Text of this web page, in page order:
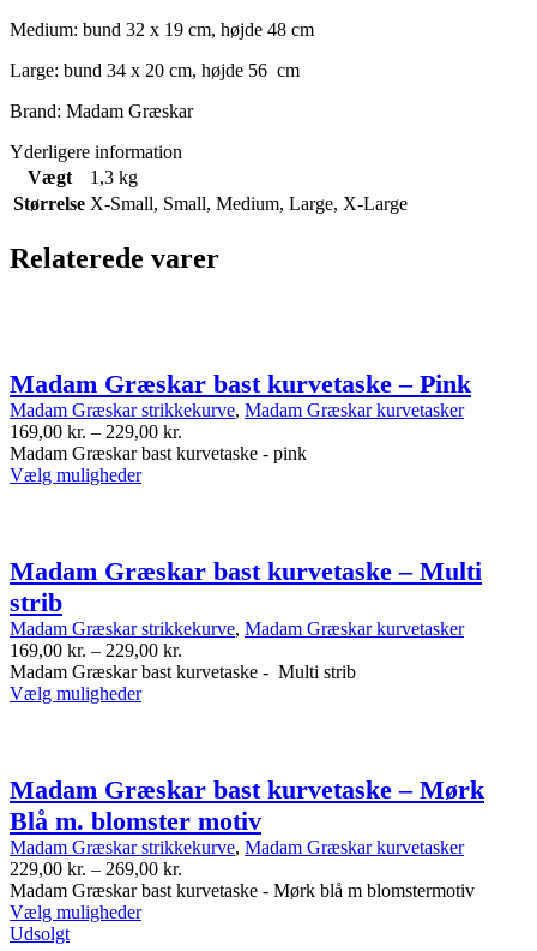
Medium: bund 32 x 19 cm, højde 48 cm
Large: bund 34 x 20 cm, højde 56 cm
Brand: Madam Græskar
Yderligere information
Vægt
1,3 kg
Størrelse X-Small, Small, Medium, Large, X-Large
Relaterede varer
Madam Græskar bast kurvetaske – Pink
Madam Græskar strikkekurve, Madam Græskar kurvetasker
169,00 kr. – 229,00 kr.
169,00 kr.
Madam Græskar bast kurvetaske - pink
Vælg mulighederDette
varianter.
Indstillingerne
vælges
på
produktsiden
Madam Græskar bast kurvetaske – Multi
strib
Madam Græskar strikkekurve, Madam Græskar kurvetasker
169,00 kr. – 229,00 kr.
169,00 kr.
Madam Græskar bast kurvetaske - Multi strib
Vælg mulighederDette
varianter.
Indstillingerne
kan
vælges
på
produktsiden
Madam Græskar bast kurvetaske – Mørk
Blå m. blomster motiv
Madam Græskar strikkekurve, Madam Græskar kurvetasker
229,00 kr. – 269,00 kr.
229,00 kr.
Madam Græskar bast kurvetaske - Mørk blå m blomstermotiv
Vælg mulighederDette
Udsolgt